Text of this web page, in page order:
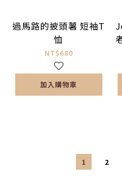
過馬路的披頭薯 短袖T
恤
NT$680
加入購物車
1 2